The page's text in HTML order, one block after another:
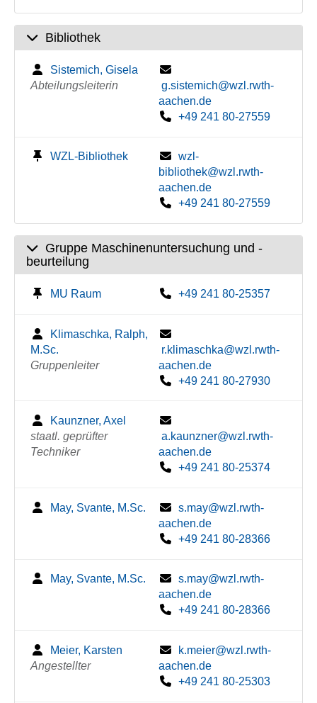
Bibliothek
Sistemich, Gisela
Abteilungsleiterin
g.sistemich@wzl.rwth-
aachen.de
+49 241 80-27559
WZL-Bibliothek
wzl-
bibliothek@wzl.rwth-
aachen.de
+49 241 80-27559
Gruppe Maschinenuntersuchung und -
beurteilung
MU Raum +49 241 80-25357
Klimaschka, Ralph,
M.Sc.
Gruppenleiter
r.klimaschka@wzl.rwth-
aachen.de
+49 241 80-27930
Kaunzner, Axel
staatl. geprüfter
Techniker
a.kaunzner@wzl.rwth-
aachen.de
+49 241 80-25374
May, Svante, M.Sc.
s.may@wzl.rwth-
aachen.de
+49 241 80-28366
May, Svante, M.Sc.
s.may@wzl.rwth-
aachen.de
+49 241 80-28366
Meier, Karsten
Angestellter
k.meier@wzl.rwth-
aachen.de
+49 241 80-25303